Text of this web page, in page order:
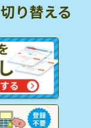
切り替える